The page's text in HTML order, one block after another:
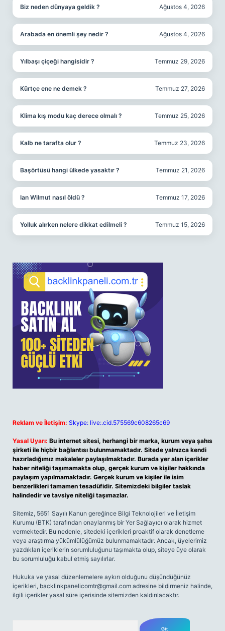
Biz neden dünyaya geldik ? Ağustos 4, 2026
Arabada en önemli şey nedir ? Ağustos 4, 2026
Yılbaşı çiçeği hangisidir ? Temmuz 29, 2026
Kürtçe ene ne demek ? Temmuz 27, 2026
Klima kış modu kaç derece olmalı ? Temmuz 25, 2026
Kalb ne tarafta olur ? Temmuz 23, 2026
Başörtüsü hangi ülkede yasaktır ? Temmuz 21, 2026
Ian Wilmut nasıl öldü ? Temmuz 17, 2026
Yolluk alırken nelere dikkat edilmeli ? Temmuz 15, 2026
Reklam ve İletişim: Skype: live:.cid.575569c608265c69
Yasal Uyarı: Bu internet sitesi, herhangi bir marka, kurum veya şahıs
şirketi ile hiçbir bağlantısı bulunmamaktadır. Sitede yalnızca kendi
hazırladığımız makaleler paylaşılmaktadır. Burada yer alan içerikler
haber niteliği taşımamakta olup, gerçek kurum ve kişiler hakkında
paylaşım yapılmamaktadır. Gerçek kurum ve kişiler ile isim
benzerlikleri tamamen tesadüfidir. Sitemizdeki bilgiler taslak
halindedir ve tavsiye niteliği taşımazlar.
Sitemiz, 5651 Sayılı Kanun gereğince Bilgi Teknolojileri ve İletişim
Kurumu (BTK) tarafından onaylanmış bir Yer Sağlayıcı olarak hizmet
vermektedir. Bu nedenle, sitedeki içerikleri proaktif olarak denetleme
veya araştırma yükümlülüğümüz bulunmamaktadır. Ancak, üyelerimiz
yazdıkları içeriklerin sorumluluğunu taşımakta olup, siteye üye olarak
bu sorumluluğu kabul etmiş sayılırlar.
Hukuka ve yasal düzenlemelere aykırı olduğunu düşündüğünüz
içerikleri, backlinkpanelicomtr@gmail.com adresine bildirmeniz halinde,
ilgili içerikler yasal süre içerisinde sitemizden kaldırılacaktır.